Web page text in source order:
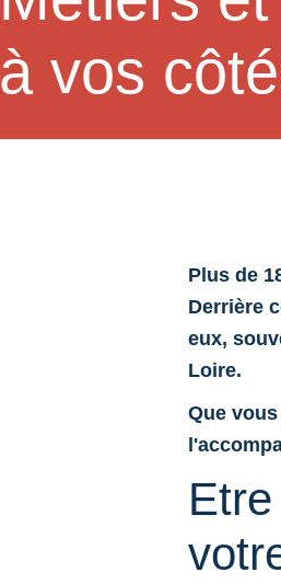
à vos
Plus de
Derrière
eux,
Loire.
Que